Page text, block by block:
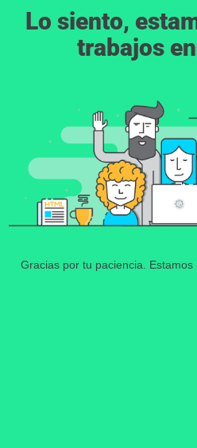
Lo siento,
trabajos
Gracias por tu paciencia. Estamos